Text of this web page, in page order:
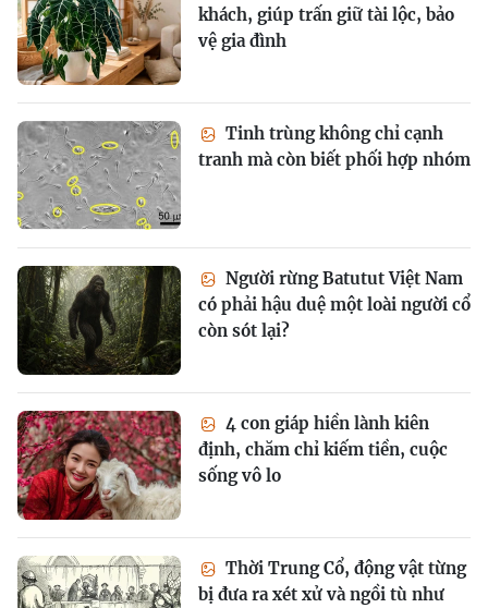
khách, giúp trấn giữ tài lộc, bảo
vệ gia đình
Tinh trùng không chỉ cạnh
tranh mà còn biết phối hợp nhóm
Người rừng Batutut Việt Nam
có phải hậu duệ một loài người cổ
còn sót lại?
4 con giáp hiền lành kiên
định, chăm chỉ kiếm tiền, cuộc
sống vô lo
Thời Trung Cổ, động vật từng
bị đưa ra xét xử và ngồi tù như